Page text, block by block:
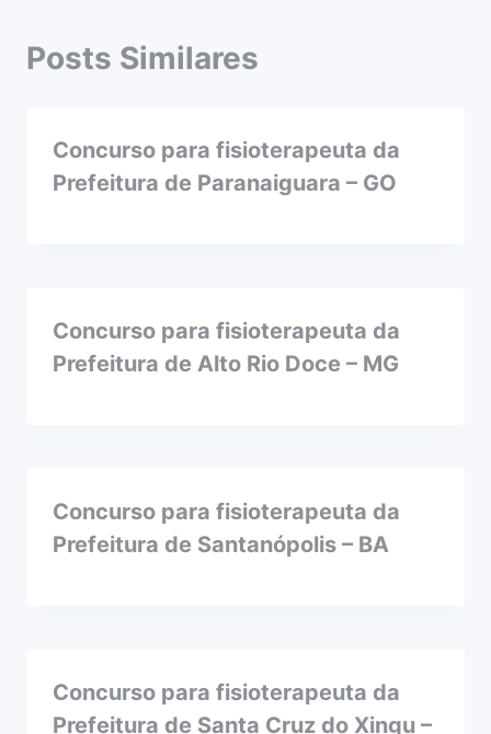
Posts Similares
Concurso para fisioterapeuta da
Prefeitura de Paranaiguara – GO
Concurso para fisioterapeuta da
Prefeitura de Alto Rio Doce – MG
Concurso para fisioterapeuta da
Prefeitura de Santanópolis – BA
Concurso para fisioterapeuta da
Prefeitura de Santa Cruz do Xingu –